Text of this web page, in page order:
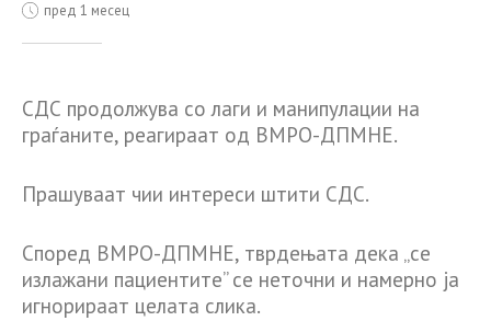
пред 1 месец
СДС продолжува со лаги и манипулации на
граѓаните, реагираат од ВМРО-ДПМНЕ.
Прашуваат чии интереси штити СДС.
Според ВМРО-ДПМНЕ, тврдењата дека „се
излажани пациентите” се неточни и намерно ја
игнорираат целата слика.